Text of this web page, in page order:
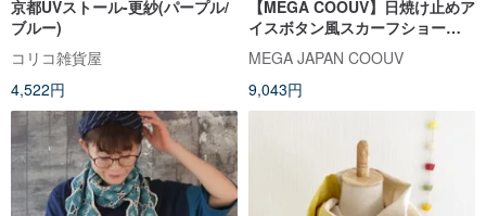
京都UVストール-更紗(パープル/
ブルー)
コリコ雑貨屋
4,522円
【MEGA COOUV】日焼け止めア
イスボタン風スカーフショール
袖 UV-F517
MEGA JAPAN COOUV
9,043円